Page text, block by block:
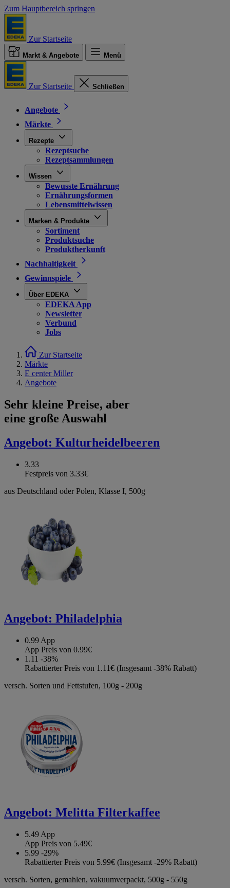
Zum Hauptbereich springen
Zur Startseite
Markt & Angebote Menü
Zur Startseite Schließen
Angebote
Märkte
Rezepte
Rezeptsuche
Rezeptsammlungen
Wissen
Bewusste Ernährung
Ernährungsformen
Lebensmittelwissen
Marken & Produkte
Sortiment
Produktsuche
Produktherkunft
Nachhaltigkeit
Gewinnspiele
Über EDEKA
EDEKA App
Newsletter
Verbund
Jobs
Zur Startseite
Märkte
E center Miller
Angebote
Sehr kleine Preise, aber
eine große Auswahl
Angebot: Kulturheidelbeeren
3.33
Festpreis von 3.33€
aus Deutschland oder Polen, Klasse I, 500g
Angebot: Philadelphia
0.99 App
App Preis von 0.99€
1.11 -38%
Rabattierter Preis von 1.11€ (Insgesamt -38% Rabatt)
versch. Sorten und Fettstufen, 100g - 200g
Angebot: Melitta Filterkaffee
5.49 App
App Preis von 5.49€
5.99 -29%
Rabattierter Preis von 5.99€ (Insgesamt -29% Rabatt)
versch. Sorten, gemahlen, vakuumverpackt, 500g - 550g